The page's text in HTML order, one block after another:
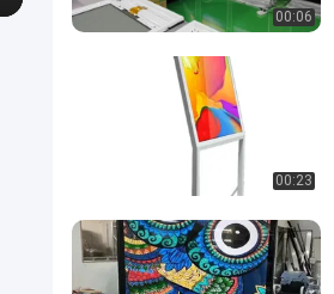
00:06
00:23